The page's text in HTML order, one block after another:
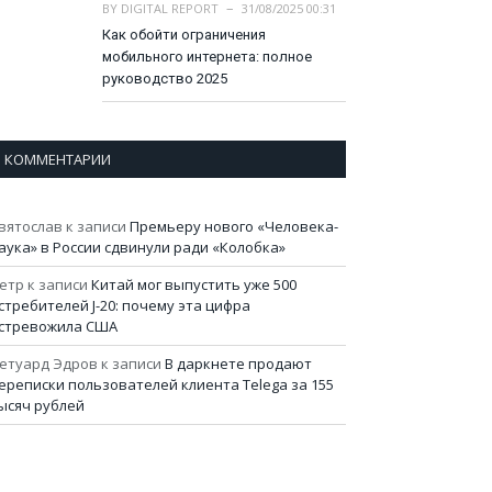
BY DIGITAL REPORT
31/08/2025 00:31
Как обойти ограничения
мобильного интернета: полное
руководство 2025
КОММЕНТАРИИ
к записи Премьеру нового «Человека-
в России сдвинули ради «Колобка»
к записи Китай мог выпустить уже 500
J-20: почему эта цифра
США
Эдров к записи В даркнете продают
пользователей клиента Telega за 155
рублей